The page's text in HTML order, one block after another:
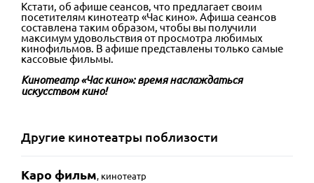
Кстати, об афише сеансов, что предлагает своим
посетителям кинотеатр «Час кино». Афиша сеансов
составлена таким образом, чтобы вы получили
максимум удовольствия от просмотра любимых
кинофильмов. В афише представлены только самые
кассовые фильмы.
Кинотеатр «Час кино»: время наслаждаться
искусством кино!
Другие кинотеатры поблизости
Каро фильм, кинотеатр